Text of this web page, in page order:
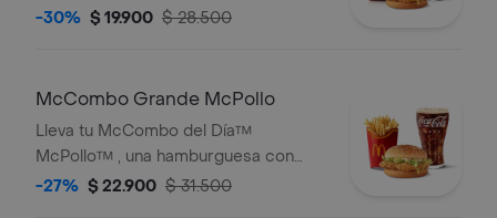
medallón apanado y dorado de
Acompañada de papas fritas
elección.
-30% $ 19.900 $ 28.500
McCombo Grande McPollo
Lleva tu McCombo del Día™
McPollo™ , una hamburguesa con
medallón apanado y dorado de
-27% $ 22.900 $ 31.500